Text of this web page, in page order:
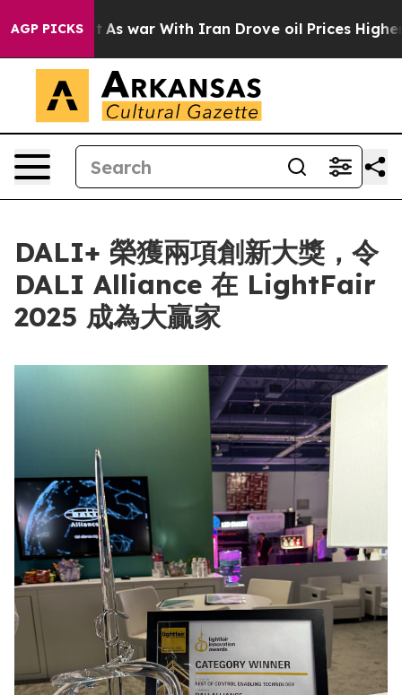
AGP PICKS
Didn’t As war With Iran Drove oil Prices Higher,
DALI+ 榮獲兩項創新大獎，令
DALI Alliance 在 LightFair
2025 成為大贏家